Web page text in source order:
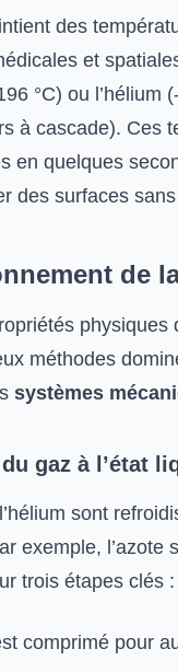
des
et
°C) ou l’hélium
à cascade). Ces
en quelques
des surfaces
de
physiques
méthodes
systèmes
gaz à l’état
sont
exemple, l’azote
trois étapes clés :
comprimé pour